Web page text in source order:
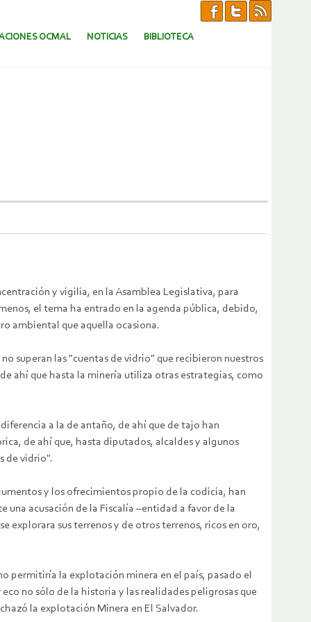
OCMAL NOTICIAS BIBLIOTECA
y vigilia, en la Asamblea Legislativa, para
el tema ha entrado en la agenda pública, debido,
ambiental que aquella ocasiona.
superan las "cuentas de vidrio" que recibieron nuestros
ahí que hasta la minería utiliza otras estrategias, como
a la de antaño, de ahí que de tajo han
de ahí que, hasta diputados, alcaldes y algunos
de vidrio".
y los ofrecimientos propio de la codicia, han
acusación de la Fiscalía –entidad a favor de la
explorara sus terrenos y de otros terrenos, ricos en oro,
permitiría la explotación minera en el país, pasado el
no sólo de la historia y las realidades peligrosas que
la explotación Minera en El Salvador.